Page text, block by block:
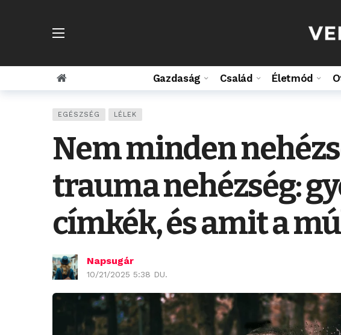
Gazdaság Család Életmód
EGÉSZSÉG LÉLEK
Nem minden
trauma nehézség:
címkék, és amit a
Napsugár
10/21/2025 5:38 DU.